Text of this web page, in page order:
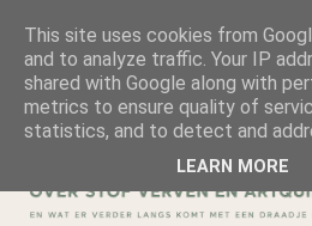
This site uses cookies from
and to analyze traffic. Your IP
shared with Google along with
metrics to ensure quality of
statistics, and to detect and
LEARN MORE